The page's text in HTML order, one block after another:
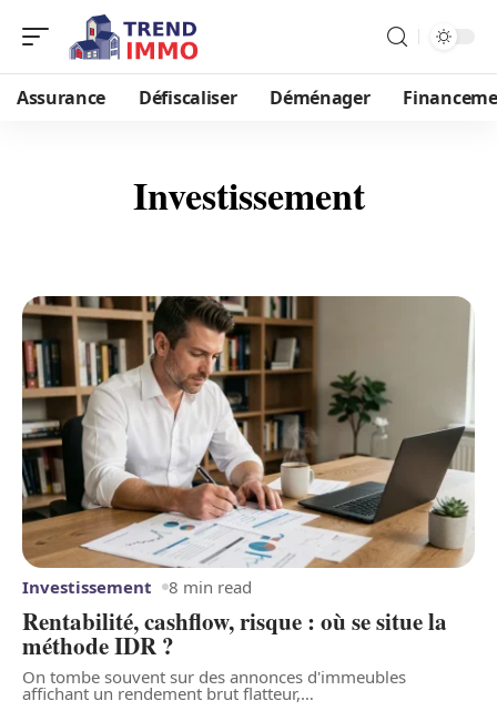
Assurance Défiscaliser Déménager
Investissement
Rentabilité, cashflow, risque : où se situe la
méthode IDR ?
On tombe souvent sur des annonces d'immeubles
affichant un rendement brut flatteur,…
Investissement 8 min read